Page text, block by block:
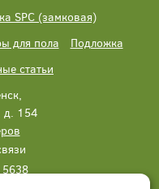
SPC (замковая)
для пола
Подложка
статьи
д. 154